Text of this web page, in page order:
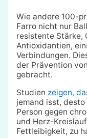
Wie andere 100-
Farro nicht nur
resistente Stärke,
Antioxidantien,
Verbindungen.
der Prävention
gebracht.
Studien zeigen,
jemand isst,
Person gegen
und Herz-
Fettleibigkeit, zu